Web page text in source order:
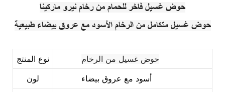
حوض غسيل فاخر للحمام من رخام نيرو ماركينا
حوض غسيل متكامل من الرخام الأسود مع عروق بيضاء طبيعية
نوع المنتج
حوض غسيل من الرخام
لون
أسود مع عروق بيضاء